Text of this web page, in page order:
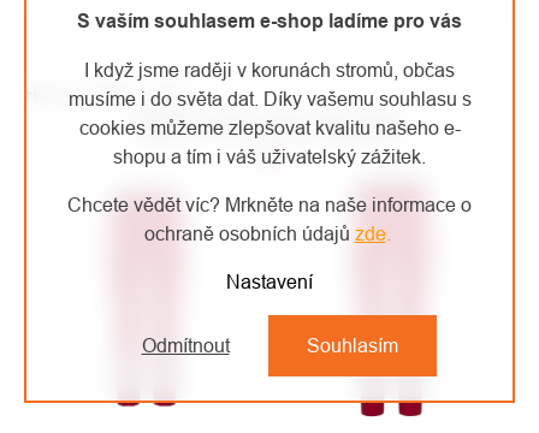
S vaším souhlasem e-shop ladíme pro vás
I když jsme raději v korunách stromů, občas
musíme i do světa dat. Díky vašemu souhlasu s
cookies můžeme zlepšovat kvalitu našeho e-
shopu a tím i váš uživatelský zážitek.
Chcete vědět víc? Mrkněte na naše informace o
ochraně osobních údajů zde.
Nastavení
Odmítnout Souhlasím
High-contrast mode
MOHLO BY VÁS ZAJÍMAT